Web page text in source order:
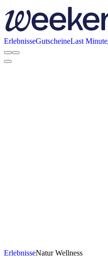
ErlebnisseGutscheineLast Minute
ErlebnisseNatur Wellness